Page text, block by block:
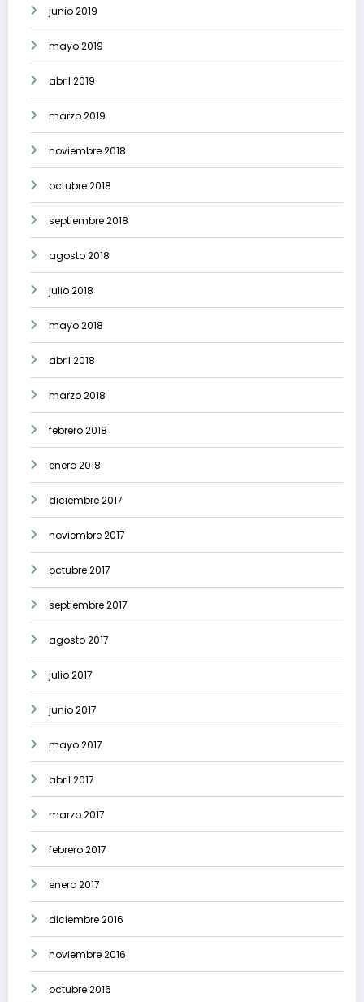
junio 2019
mayo 2019
abril 2019
marzo 2019
noviembre 2018
octubre 2018
septiembre 2018
agosto 2018
julio 2018
mayo 2018
abril 2018
marzo 2018
febrero 2018
enero 2018
diciembre 2017
noviembre 2017
octubre 2017
septiembre 2017
agosto 2017
julio 2017
junio 2017
mayo 2017
abril 2017
marzo 2017
febrero 2017
enero 2017
diciembre 2016
noviembre 2016
octubre 2016